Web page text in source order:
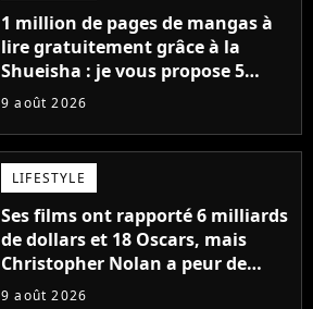
1 million de pages de mangas à
lire gratuitement grâce à la
Shueisha : je vous propose 5
mangas jamais sortis en France
9 août 2026
LIFESTYLE
Ses films ont rapporté 6 milliards
de dollars et 18 Oscars, mais
Christopher Nolan a peur de
tourner un genre de films très
9 août 2026